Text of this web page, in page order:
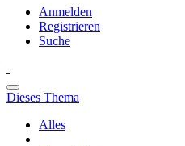
Anmelden
Registrieren
Suche
Dieses Thema
Alles